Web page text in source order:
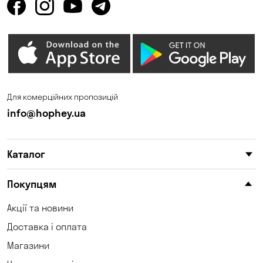
Для комерційних пропозицій
info@hophey.ua
Каталог
Покупцям
Акції та новини
Доставка і оплата
Магазини